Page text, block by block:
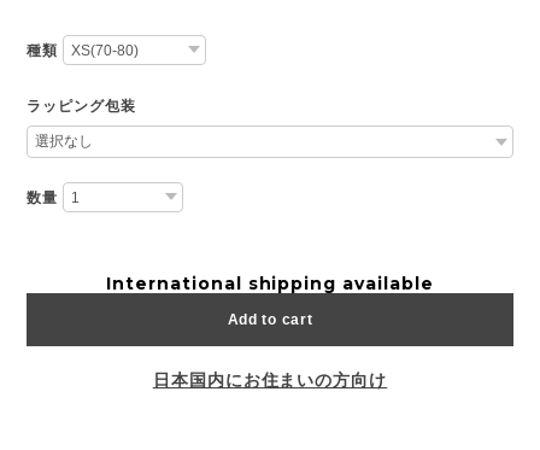
種類
ラッピング包装
数量
International shipping available
Add to cart
日本国内にお住まいの方向け